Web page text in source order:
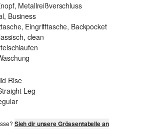
Metallreißverschluss
Business
Eingrifftasche, Backpocket
clean
Rise
Leg
Sieh dir unsere Grössentabelle an